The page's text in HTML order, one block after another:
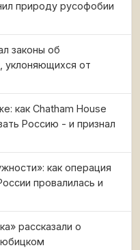
природу русофобии
законы об
уклоняющихся от
как Chatham House
Россию - и признал
как операция
провалилась и
рассказали о